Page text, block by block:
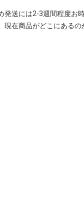
発送には2-3週間程度お
現在商品がどこにあるの